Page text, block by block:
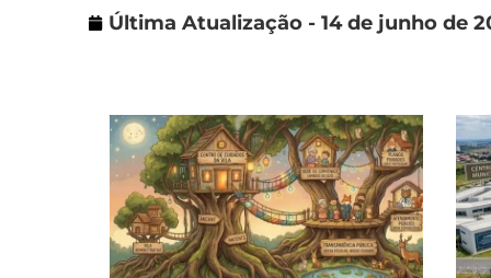
Última Atualização - 14 de junho de